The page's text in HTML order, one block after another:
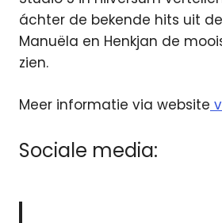
áchter de bekende hits uit
Manuëla en Henkjan de
zien.
Meer informatie via website
Sociale media: